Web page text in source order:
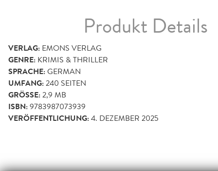
Produkt Details
VERLAG: EMONS VERLAG
GENRE: KRIMIS & THRILLER
SPRACHE:GERMAN
UMFANG:240 SEITEN
GRÖSSE: 2,9 MB
ISBN:9783987073939
VERÖFFENTLICHUNG:4. DEZEMBER 2025